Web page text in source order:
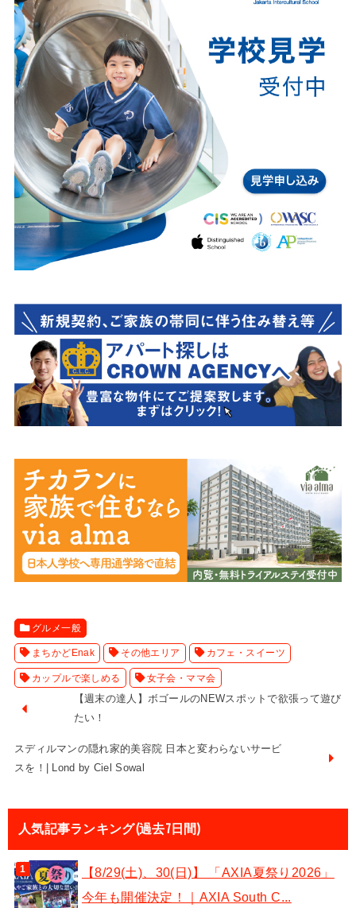
グルメ一般
まちかどEnak その他エリア カフェ・スイーツ
カップルで楽しめる 女子会・ママ会
【週末の達人】ボゴールのNEWスポットで欲張って遊び
たい！
スディルマンの隠れ家的美容院 日本と変わらないサービ
スを！| Lond by Ciel Sowal
人気記事ランキング(過去7日間)
【8/29(土)、30(日)】 「AXIA夏祭り2026」
今年も開催決定！｜AXIA South C...